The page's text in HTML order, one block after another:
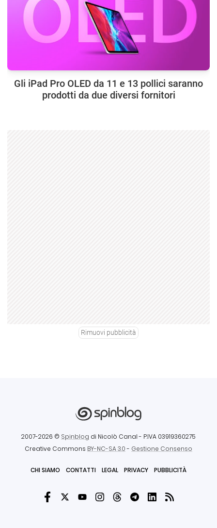
Gli iPad Pro OLED da 11 e 13 pollici saranno
prodotti da due diversi fornitori
Rimuovi pubblicità
2007-2026 © Spinblog di Nicolò Canal - P.IVA 03919360275
Creative Commons BY-NC-SA 3.0- Gestione Consenso
CHI SIAMO CONTATTI LEGAL PRIVACY PUBBLICITÀ